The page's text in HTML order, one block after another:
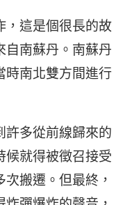
，這是個很長的故
自南蘇丹。南蘇丹
時南北雙方間進行
許多從前線歸來的
候就得被徵召接受
搬遷。但最終，